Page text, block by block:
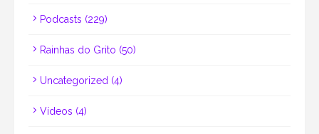
Podcasts (229)
Rainhas do Grito (50)
Uncategorized (4)
Vídeos (4)